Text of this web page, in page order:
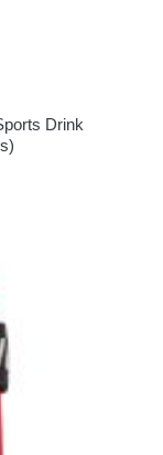
Drink